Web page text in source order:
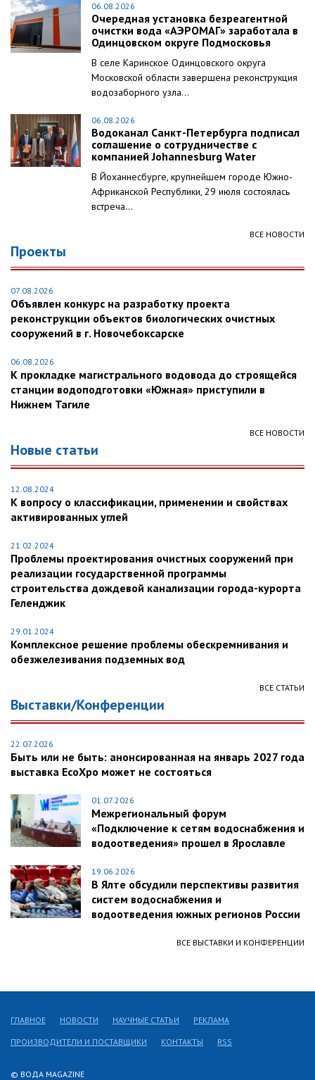
06.08.2026
Очередная установка безреагентной
очистки вода «АЭРОМАГ» заработала в
Одинцовском округе Подмосковья
В селе Каринское Одинцовского округа
Московской области завершена реконструкция
водозаборного узла...
06.08.2026
Водоканал Санкт-Петербурга подписал
соглашение о сотрудничестве с
компанией Johannesburg Water
В Йоханнесбурге, крупнейшем городе Южно-
Африканской Республики, 29 июля состоялась
встреча...
ВСЕ НОВОСТИ
Проекты
07.08.2026
Объявлен конкурс на разработку проекта
реконструкции объектов биологических очистных
сооружений в г. Новочебоксарске
06.08.2026
К прокладке магистрального водовода до строящейся
станции водоподготовки «Южная» приступили в
Нижнем Тагиле
ВСЕ НОВОСТИ
Новые статьи
12.08.2024
К вопросу о классификации, применении и свойствах
активированных углей
21.02.2024
Проблемы проектирования очистных сооружений при
реализации государственной программы
строительства дождевой канализации города-курорта
Геленджик
29.01.2024
Комплексное решение проблемы обескремнивания и
обезжелезивания подземных вод
ВСЕ СТАТЬИ
Выставки/Конференции
22.07.2026
Быть или не быть: анонсированная на январь 2027 года
выставка EcoXpo может не состояться
01.07.2026
Межрегиональный форум
«Подключение к сетям водоснабжения и
водоотведения» прошел в Ярославле
19.06.2026
В Ялте обсудили перспективы развития
систем водоснабжения и
водоотведения южных регионов России
ВСЕ ВЫСТАВКИ И КОНФЕРЕНЦИИ
© ВОДА MAGAZINE
ГЛАВНОЕ НОВОСТИ НАУЧНЫЕ СТАТЬИ РЕКЛАМА
ПРОИЗВОДИТЕЛИ И ПОСТАВЩИКИ КОНТАКТЫ RSS